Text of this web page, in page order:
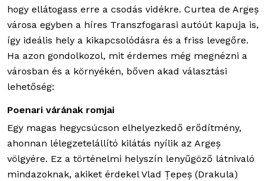
hogy ellátogass erre a csodás vidékre. Curtea de Argeș
városa egyben a híres Transzfogarasi autóút kapuja is,
így ideális hely a kikapcsolódásra és a friss levegőre.
Ha azon gondolkozol, mit érdemes még megnézni a
városban és a környékén, bőven akad választási
lehetőség:
Poenari várának romjai
Egy magas hegycsúcson elhelyezkedő erődítmény,
ahonnan lélegzetelállító kilátás nyílik az Argeș
völgyére. Ez a történelmi helyszín lenyűgöző látnivaló
mindazoknak, akiket érdekel Vlad Țepeș (Drakula)